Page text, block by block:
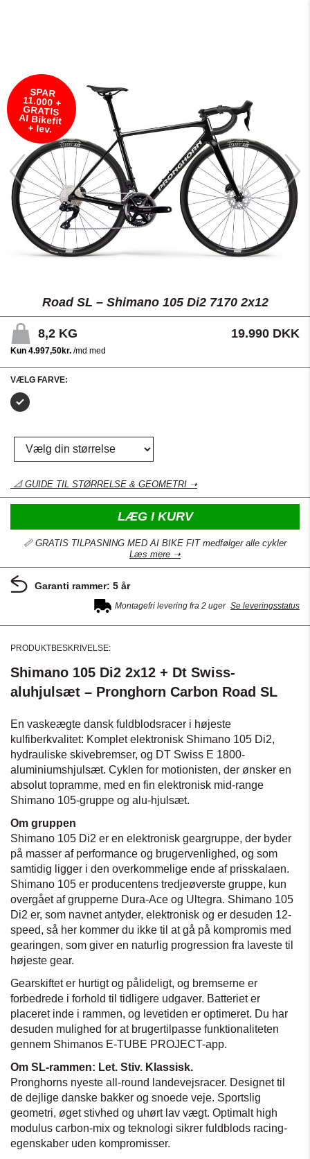
SPAR
11.000 +
GRATIS
AI Bikefit
+ lev.
Road SL – Shimano 105 Di2 7170 2x12
8,2 KG 19.990 DKK
VÆLG FARVE:
📐 GUIDE TIL STØRRELSE & GEOMETRI ➝
LÆG I KURV
📏 GRATIS TILPASNING MED AI BIKE FIT medfølger alle cykler
Læs mere ➝
Garanti rammer: 5 år
Montagefri levering fra 2 uger Se leveringsstatus
PRODUKTBESKRIVELSE:
Shimano 105 Di2 2x12 + Dt Swiss-
aluhjulsæt – Pronghorn Carbon Road SL
En vaskeægte dansk fuldblodsracer i højeste
kulfiberkvalitet: Komplet elektronisk Shimano 105 Di2,
hydrauliske skivebremser, og DT Swiss E 1800-
aluminiumshjulsæt. Cyklen for motionisten, der ønsker en
absolut topramme, med en fin elektronisk mid-range
Shimano 105-gruppe og alu-hjulsæt.
Om gruppen
Shimano 105 Di2 er en elektronisk geargruppe, der byder
på masser af performance og brugervenlighed, og som
samtidig ligger i den overkommelige ende af prisskalaen.
Shimano 105 er producentens tredjeøverste gruppe, kun
overgået af grupperne Dura-Ace og Ultegra. Shimano 105
Di2 er, som navnet antyder, elektronisk og er desuden 12-
speed, så her kommer du ikke til at gå på kompromis med
gearingen, som giver en naturlig progression fra laveste til
højeste gear.
Gearskiftet er hurtigt og pålideligt, og bremserne er
forbedrede i forhold til tidligere udgaver. Batteriet er
placeret inde i rammen, og levetiden er optimeret. Du har
desuden mulighed for at brugertilpasse funktionaliteten
gennem Shimanos E-TUBE PROJECT-app.
Om SL-rammen: Let. Stiv. Klassisk.
Pronghorns nyeste all-round landevejsracer. Designet til
de dejlige danske bakker og snoede veje. Sportslig
geometri, øget stivhed og uhørt lav vægt. Optimalt high
modulus carbon-mix og teknologi sikrer fuldblods racing-
egenskaber uden kompromisser.